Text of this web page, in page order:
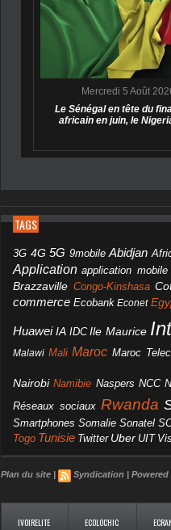
Mercredi 5 Août
Le Sénégal en tête du
africain en juin, le
TAGS
3G 4G 5G 9mobile Abidjan
Application application mobile
Brazzaville Congo-Kinshasa
commerce Ecobank Econet
Huawei IA IDC Ile Maurice
Malawi Mali Maroc Maroc
Nairobi Namibie Naspers NCC
Réseaux sociaux Rwanda
Smartphones Somalie Sonatel
Togo Tunisie Twitter Uber UIT
Plan du site | Syndication | Powered
IVOIRELITE ECOLOCHIC